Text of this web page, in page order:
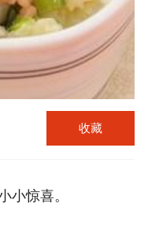
收藏
小惊喜。